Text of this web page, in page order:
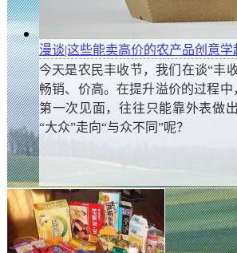
今年玉米总消费量在近5年来首
动，与2018年整体变化不大。随
好价钱？
漫谈|这些能卖高价的农产品创意学
今天是农民丰收节，我们在谈“丰
畅销、价高。在提升溢价的过程
第一次见面，往往只能靠外表做
“大众”走向“与众不同”呢？